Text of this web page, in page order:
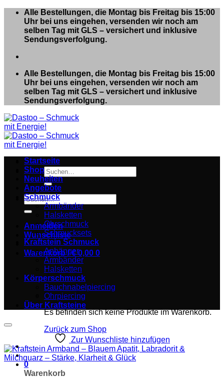
Zum
springen
Alle Bestellungen, die Montag bis Freitag bis 15:00
Uhr bei uns eingehen, versenden wir noch am
selben Tag mit GLS – versichert und inklusive
Sendungsverfolgung.
Alle Bestellungen, die Montag bis Freitag bis 15:00
Uhr bei uns eingehen, versenden wir noch am
selben Tag mit GLS – versichert und inklusive
Sendungsverfolgung.
Suchen
nach:
Suchen
nach:
Anmelden
Wunschliste
Warenkorb /€0,00 0
Es befinden sich keine Produkte im Warenkorb.
Zurück zum Shop
0
Warenkorb
Startseite
Shop
Neuheiten
Angebote
Schmuck
Armbänder
Halsketten
Ohrschmuck
Schmucksets
Kraftstein Schmuck
Anhänger
Armbänder
Halsketten
Körperschmuck
Bauchnabelpiercing
Ohrpiercing
Über Kraftsteine
Zur Wunschliste hinzufügen